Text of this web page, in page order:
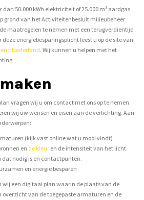
50.000 kWh elektriciteit of 25.000 m³ aardgas
grond van het Activiteitenbesluit milieubeheer
maatregelen te nemen met een terugverdientijd
energiebesparingsplicht leest u op de site van
Nederland. Wij kunnen u helpen met het
vragen wij u om contact met ons op te nemen.
wij uw wensen en eisen aan de verlichting. Aan
(kijk vast online wat u mooi vindt)
en de kleur en de intensiteit van het licht.
nodig is en contactpunten.
en energie besparen
een digitaal plan waarin de plaats van de
van de toegepaste armaturen en de